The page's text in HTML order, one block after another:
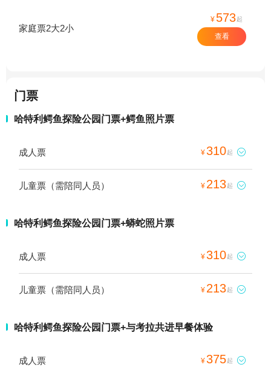
家庭票2大2小
¥ 573起
查看
门票
哈特利鳄鱼探险公园门票+鳄鱼照片票
成人票 ¥310起 
儿童票（需陪同人员） ¥ 213起 
哈特利鳄鱼探险公园门票+蟒蛇照片票
成人票 ¥310起 
儿童票（需陪同人员） ¥ 213起 
哈特利鳄鱼探险公园门票+与考拉共进早餐体验
成人票 ¥375起 